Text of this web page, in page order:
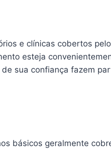
e clínicas cobertos
esteja
sua confiança fazem
básicos geralmente